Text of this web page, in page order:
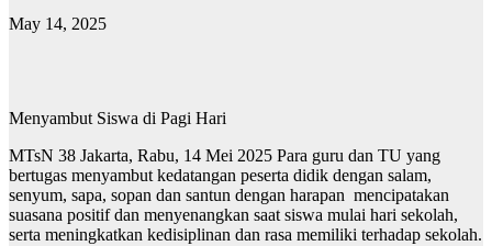
May 14, 2025
Menyambut Siswa di Pagi Hari
MTsN 38 Jakarta, Rabu, 14 Mei 2025 Para guru dan TU yang
bertugas menyambut kedatangan peserta didik dengan salam,
senyum, sapa, sopan dan santun dengan harapan mencipatakan
suasana positif dan menyenangkan saat siswa mulai hari sekolah,
serta meningkatkan kedisiplinan dan rasa memiliki terhadap sekolah.